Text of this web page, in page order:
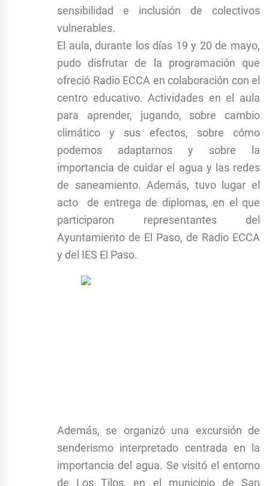
sensibilidad e inclusión de colectivos
vulnerables.
El aula, durante los días 19 y 20 de mayo,
pudo disfrutar de la programación que
ofreció Radio ECCA en colaboración con el
centro educativo. Actividades en el aula
para aprender, jugando, sobre cambio
climático y sus efectos, sobre cómo
podemos adaptarnos y sobre la
importancia de cuidar el agua y las redes
de saneamiento. Además, tuvo lugar el
acto de entrega de diplomas, en el que
participaron representantes del
Ayuntamiento de El Paso, de Radio ECCA
y del IES El Paso.
Además, se organizó una excursión de
senderismo interpretado centrada en la
importancia del agua. Se visitó el entorno
de Los Tilos, en el municipio de San